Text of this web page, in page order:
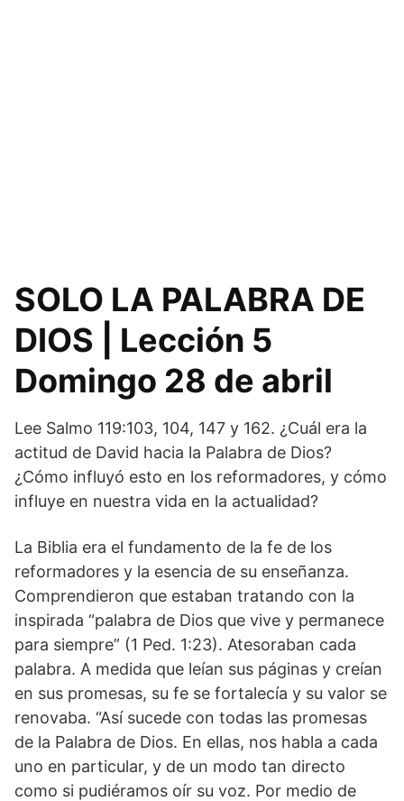
SOLO LA PALABRA DE
DIOS | Lección 5
Domingo 28 de abril
Lee Salmo 119:103, 104, 147 y 162. ¿Cuál era la
actitud de David hacia la Palabra de Dios?
¿Cómo influyó esto en los reformadores, y cómo
influye en nuestra vida en la actualidad?
La Biblia era el fundamento de la fe de los
reformadores y la esencia de su enseñanza.
Comprendieron que estaban tratando con la
inspirada “palabra de Dios que vive y permanece
para siempre” (1 Ped. 1:23). Atesoraban cada
palabra. A medida que leían sus páginas y creían
en sus promesas, su fe se fortalecía y su valor se
renovaba. “Así sucede con todas las promesas
de la Palabra de Dios. En ellas, nos habla a cada
uno en particular, y de un modo tan directo
como si pudiéramos oír su voz. Por medio de